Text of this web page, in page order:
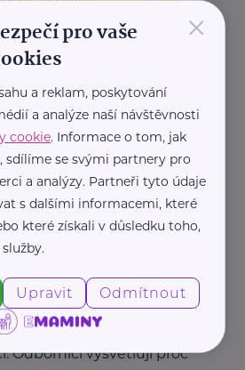
REKLAMA
Odborníci vysvětlují proč
×
pro vaše
a reklam, poskytování
a analýze naší návštěvnosti
cookie. Informace o tom, jak
sdílíme se svými partnery pro
a analýzy. Partneři tyto údaje
s dalšími informacemi, které
které získali v důsledku toho,
Upravit Odmítnout